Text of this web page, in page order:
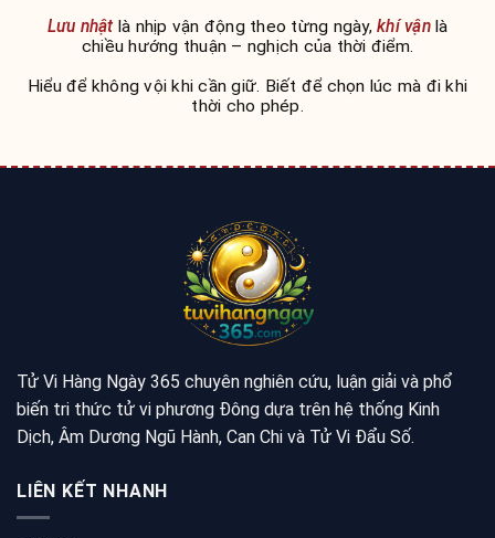
Lưu nhậtlà nhịp vận động theo từng ngày, khí vậnlà
chiều hướng thuận – nghịch của thời điểm.
Hiểu để không vội khi cần giữ. Biết để chọn lúc mà đi khi
thời cho phép.
Tử Vi Hàng Ngày 365 chuyên nghiên cứu, luận giải và phổ
biến tri thức tử vi phương Đông dựa trên hệ thống Kinh
Dịch, Âm Dương Ngũ Hành, Can Chi và Tử Vi Đẩu Số.
LIÊN KẾT NHANH